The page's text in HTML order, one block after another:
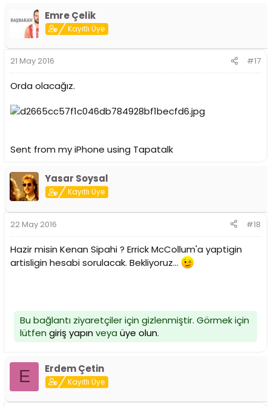
Emre Çelik
Kayıtlı Üye
21 May 2016 #17
Orda olacağız.
Sent from my iPhone using Tapatalk
Yasar Soysal
Kayıtlı Üye
22 May 2016 #18
Hazir misin Kenan Sipahi ? Errick McCollum'a yaptigin
artisligin hesabi sorulacak. Bekliyoruz...
Bu bağlantı ziyaretçiler için gizlenmiştir. Görmek için
lütfen giriş yapınveya üye olun.
E Erdem Çetin
Kayıtlı Üye